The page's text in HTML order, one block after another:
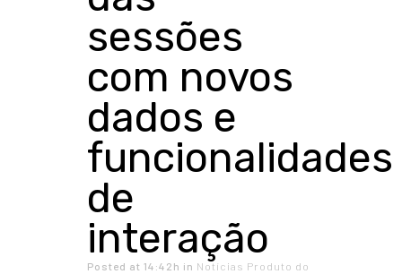
sessões
com novos
dados e
funcionalidades
de
interação
Posted at 14:42h in Notícias Produto do